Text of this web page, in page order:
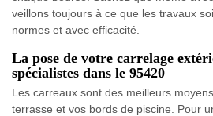
veillons toujours à ce que les travaux
normes et avec efficacité.
La pose de votre carrelage
spécialistes dans le 95420
Les carreaux sont des meilleurs
terrasse et vos bords de piscine. Pour